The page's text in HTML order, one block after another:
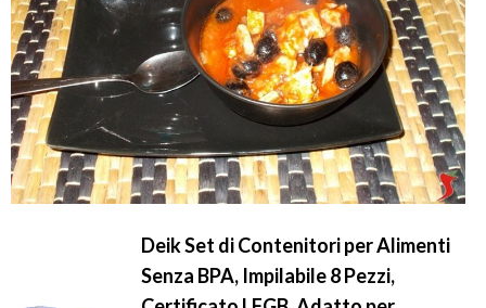
Deik Set di Contenitori per Alimenti
Senza BPA, Impilabile 8 Pezzi,